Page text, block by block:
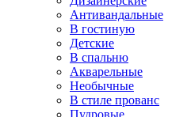
Антивандальные
В гостиную
Детские
В спальню
Акварельные
Необычные
В стиле прованс